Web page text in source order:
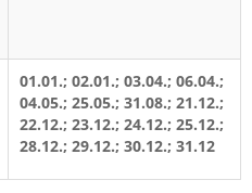
01.01.; 02.01.; 03.04.; 06.04.;
04.05.; 25.05.; 31.08.; 21.12.;
22.12.; 23.12.; 24.12.; 25.12.;
28.12.; 29.12.; 30.12.; 31.12